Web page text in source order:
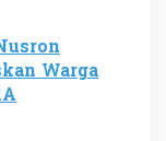
Warga